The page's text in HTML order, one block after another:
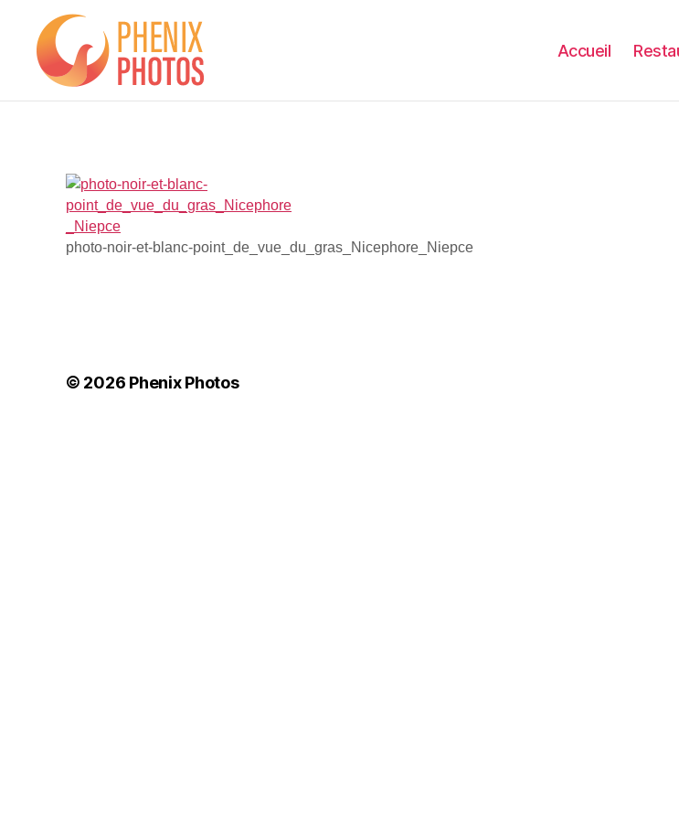
Accueil
photo-noir-et-blanc-point_de_vue_du_gras_Nicephore_Niepce
© 2026 Phenix Photos